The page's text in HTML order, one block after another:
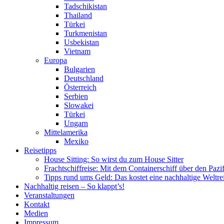
Tadschikistan
Thailand
Türkei
Turkmenistan
Usbekistan
Vietnam
Europa
Bulgarien
Deutschland
Österreich
Serbien
Slowakei
Türkei
Ungarn
Mittelamerika
Mexiko
Reisetipps
House Sitting: So wirst du zum House Sitter
Frachtschiffreise: Mit dem Containerschiff über den
Tipps rund ums Geld: Das kostet eine nachhaltige
Nachhaltig reisen – So klappt’s!
Veranstaltungen
Kontakt
Medien
Impressum